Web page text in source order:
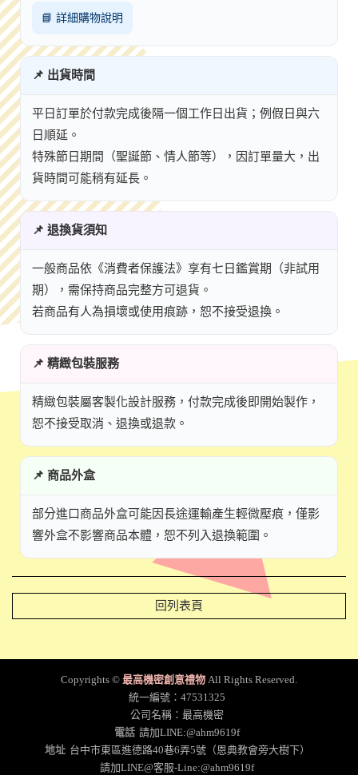
📘 詳細購物說明
📌 出貨時間
平日訂單於付款完成後隔一個工作日出貨；例假日與六
日順延。
特殊節日期間（聖誕節、情人節等），因訂單量大，出
貨時間可能稍有延長。
📌 退換貨須知
一般商品依《消費者保護法》享有七日鑑賞期（非試用
期），需保持商品完整方可退貨。
若商品有人為損壞或使用痕跡，恕不接受退換。
📌 精緻包裝服務
精緻包裝屬客製化設計服務，付款完成後即開始製作，
恕不接受取消、退換或退款。
📌 商品外盒
部分進口商品外盒可能因長途運輸產生輕微壓痕，僅影
響外盒不影響商品本體，恕不列入退換範圍。
回列表頁
Copyrights © 最高機密創意禮物 All Rights Reserved.
統一編號：47531325
公司名稱：最高機密
電話 請加LINE:@ahm9619f
地址 台中市東區進德路40巷6弄5號（恩典教會旁大樹下）
請加LINE@客服-Line:@ahm9619f